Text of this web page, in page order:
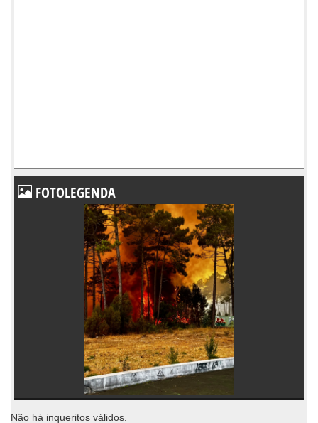
FOTOLEGENDA
Não há inqueritos válidos.